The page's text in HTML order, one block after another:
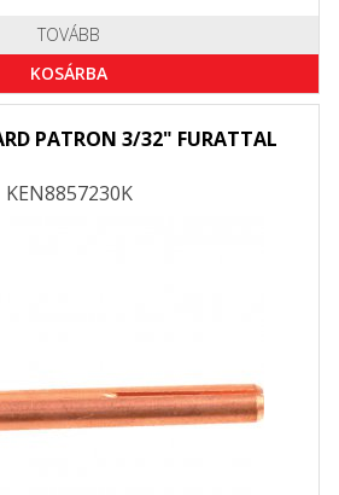
TOVÁBB
KOSÁRBA
PATRON 3/32" FURATTAL
KEN8857230K